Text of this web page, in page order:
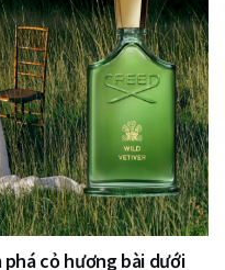
cỏ hương bài dưới